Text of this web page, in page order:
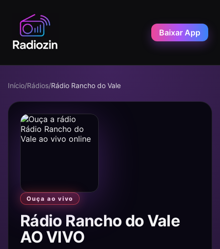
Baixar App
Início/Rádios/Rádio Rancho do Vale
Ouça ao vivo
Rádio Rancho do Vale
AO VIVO